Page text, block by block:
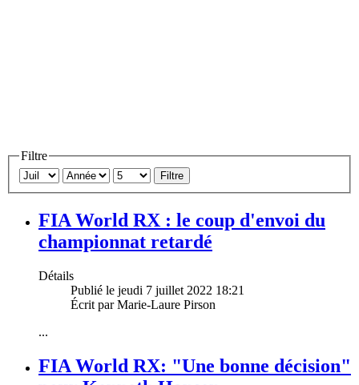
Filtre
Filtre
FIA World RX : le coup d'envoi du
championnat retardé
Détails
Publié le jeudi 7 juillet 2022 18:21
Écrit par Marie-Laure Pirson
...
FIA World RX: "Une bonne décision"